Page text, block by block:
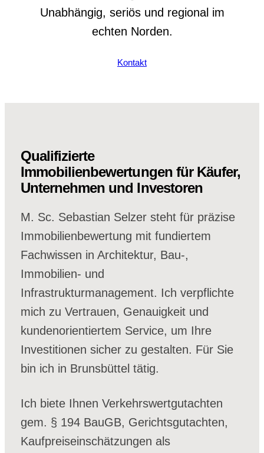
Unabhängig, seriös und regional im
echten Norden.
Kontakt
Qualifizierte
Immobilienbewertungen für Käufer,
Unternehmen und Investoren
M. Sc. Sebastian Selzer steht für präzise
Immobilienbewertung mit fundiertem
Fachwissen in Architektur, Bau-,
Immobilien- und
Infrastrukturmanagement. Ich verpflichte
mich zu Vertrauen, Genauigkeit und
kundenorientiertem Service, um Ihre
Investitionen sicher zu gestalten. Für Sie
bin ich in Brunsbüttel tätig.
Ich biete Ihnen Verkehrswertgutachten
gem. § 194 BauGB, Gerichtsgutachten,
Kaufpreiseinschätzungen als